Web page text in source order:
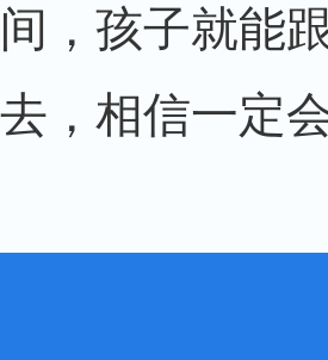
间，孩子就能
去，相信一定